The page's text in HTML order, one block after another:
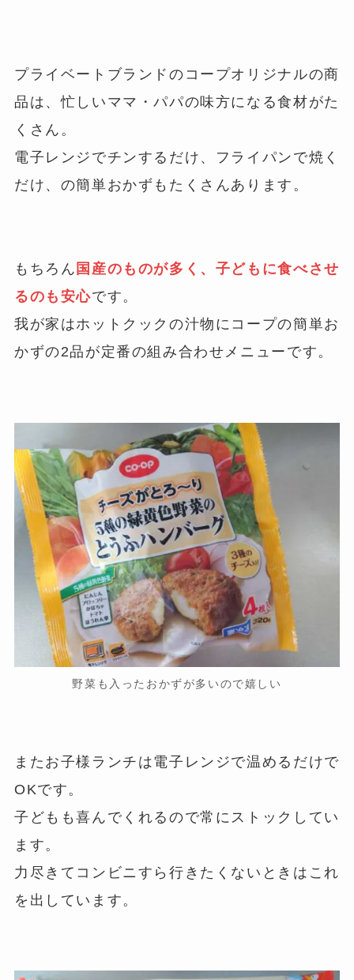
プライベートブランドのコープオリジナルの商
品は、忙しいママ・パパの味方になる食材がた
くさん。
電子レンジでチンするだけ、フライパンで焼く
だけ、の簡単おかずもたくさんあります。
もちろん 国産のものが多く、子どもに食べさせ
るのも安心です。
我が家はホットクックの汁物にコープの簡単お
かずの2品が定番の組み合わせメニューです。
野菜も入ったおかずが多いので嬉しい
またお子様ランチは電子レンジで温めるだけで
OKです。
子どもも喜んでくれるので常にストックしてい
ます。
力尽きてコンビニすら行きたくないときはこれ
を出しています。